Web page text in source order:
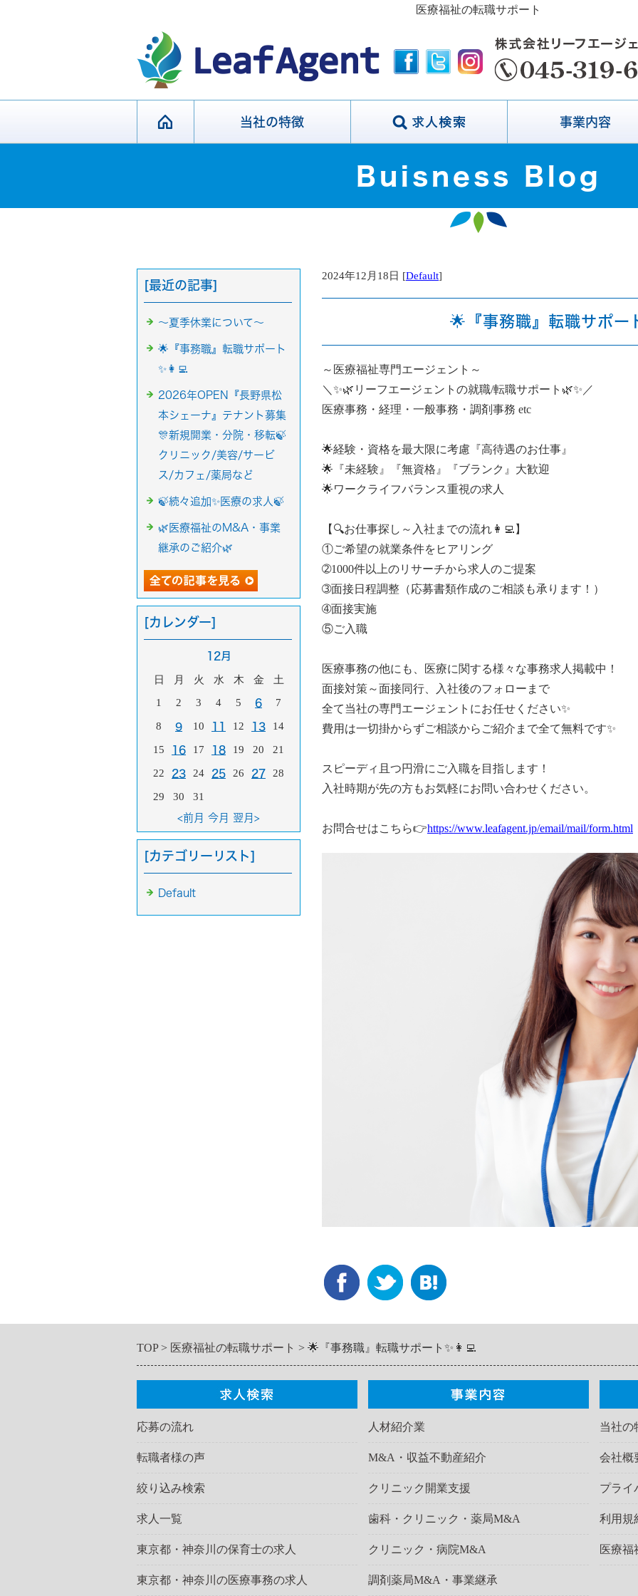
医療福祉の転職サポート
当社の特徴 事業内容
Buisness Blog
2024年12月18日 [Default]
🌟『事務職』転職サポー
～医療福祉専門エージェント～
＼✨🌿リーフエージェントの就職/転職サポート🌿✨／
医療事務・経理・一般事務・調剤事務 etc
🌟経験・資格を最大限に考慮『高待遇のお仕事』
🌟『未経験』『無資格』『ブランク』大歓迎
🌟ワークライフバランス重視の求人
【🔍お仕事探し～入社までの流れ👩‍💻】
①ご希望の就業条件をヒアリング
➁1000件以上のリサーチから求人のご提案
➂面接日程調整（応募書類作成のご相談も承ります！）
➃面接実施
⑤ご入職
医療事務の他にも、医療に関する様々な事務求人掲載中！
面接対策～面接同行、入社後のフォローまで
全て当社の専門エージェントにお任せください✨
費用は一切掛からずご相談からご紹介まで全て無料です✨
スピーディ且つ円滑にご入職を目指します！
入社時期が先の方もお気軽にお問い合わせください。
お問合せはこちら👉https://www.leafagent.jp/email/mail/form.html
[最近の記事]
～夏季休業について～
🌟『事務職』転職サポート
✨👩‍💻
2026年OPEN『長野県松
本シェーナ』テナント募集
🎊新規開業・分院・移転🍃
クリニック/美容/サービ
ス/カフェ/薬局など
🍃続々追加✨医療の求人🍃
🌿医療福祉のM&A・事業
継承のご紹介🌿
[カレンダー]
12月
日 月 火 水 木 金
土
1
2 3 4 5 6 7
8 9 10 11 12 13 14
15 16 17 18 19 20 21
22 23 24 25 26 27 28
29 30 31
<前月 今月 翌月>
[カテゴリーリスト]
Default
TOP 医療福祉の転職サポート 🌟『事務職』転職サポート✨👩‍💻
応募の流れ
転職者様の声
絞り込み検索
求人一覧
東京都・神奈川の保育士の求人
東京都・神奈川の医療事務の求人
人材紹介業
M&A・収益不動産紹介
クリニック開業支援
歯科・クリニック・薬局M&A
クリニック・病院M&A
調剤薬局M&A・事業継承
当社の
会社概
プライ
利用規
医療福